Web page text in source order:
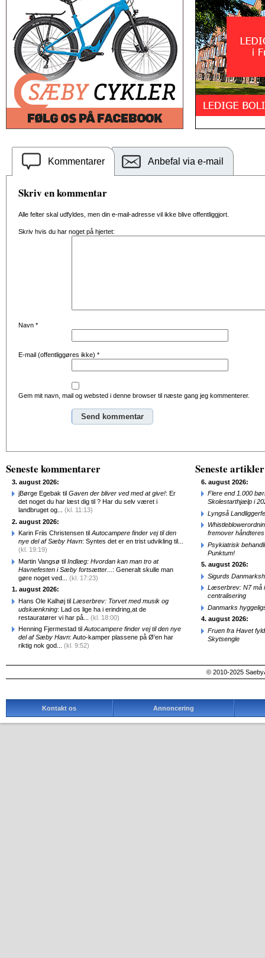
Kommentarer Anbefal via e-mail
Skriv en kommentar
Alle felter skal udfyldes, men din e-mail-adresse vil ikke blive offentliggjort.
Skriv hvis du har noget på hjertet:
Navn *
E-mail (offentliggøres ikke) *
Gem mit navn, mail og websted i denne browser til næste gang jeg kommenterer.
Seneste kommentarer
3. august 2026:
jBørge Egebak til Gaven der bliver ved med at give!: Er
det noget du har læst dig til ? Har du selv været i
landbruget og... (kl. 11:13)
2. august 2026:
Karin Friis Christensen til Autocampere finder vej til den
nye del af Sæby Havn: Syntes det er en trist udvikling til...
(kl. 19:19)
Martin Vangsø til Indlæg: Hvordan kan man tro at
Havnefesten i Sæby fortsætter... : Generalt skulle man
gøre noget ved... (kl. 17:23)
1. august 2026:
Hans Ole Kalhøj til Læserbrev: Torvet med musik og
udskænkning: Lad os lige ha i erindring,at de
restauratører vi har på... (kl. 18:00)
Henning Fjermestad til Autocampere finder vej til den nye
del af Sæby Havn: Auto-kamper plassene på Ø'en har
riktig nok god... (kl. 9:52)
Seneste artikler
6. august 2026:
Flere end 1.000
Skolestarthjælp i
Lyngså
fremover
Psykiatrisk
Punktum!
5. august 2026:
Sigurds
Læserbrev: N7 må
centralisering
Danmarks
4. august 2026:
Fruen fra Havet
Skytsengle
© 2010-2025
Kontakt os Annoncering